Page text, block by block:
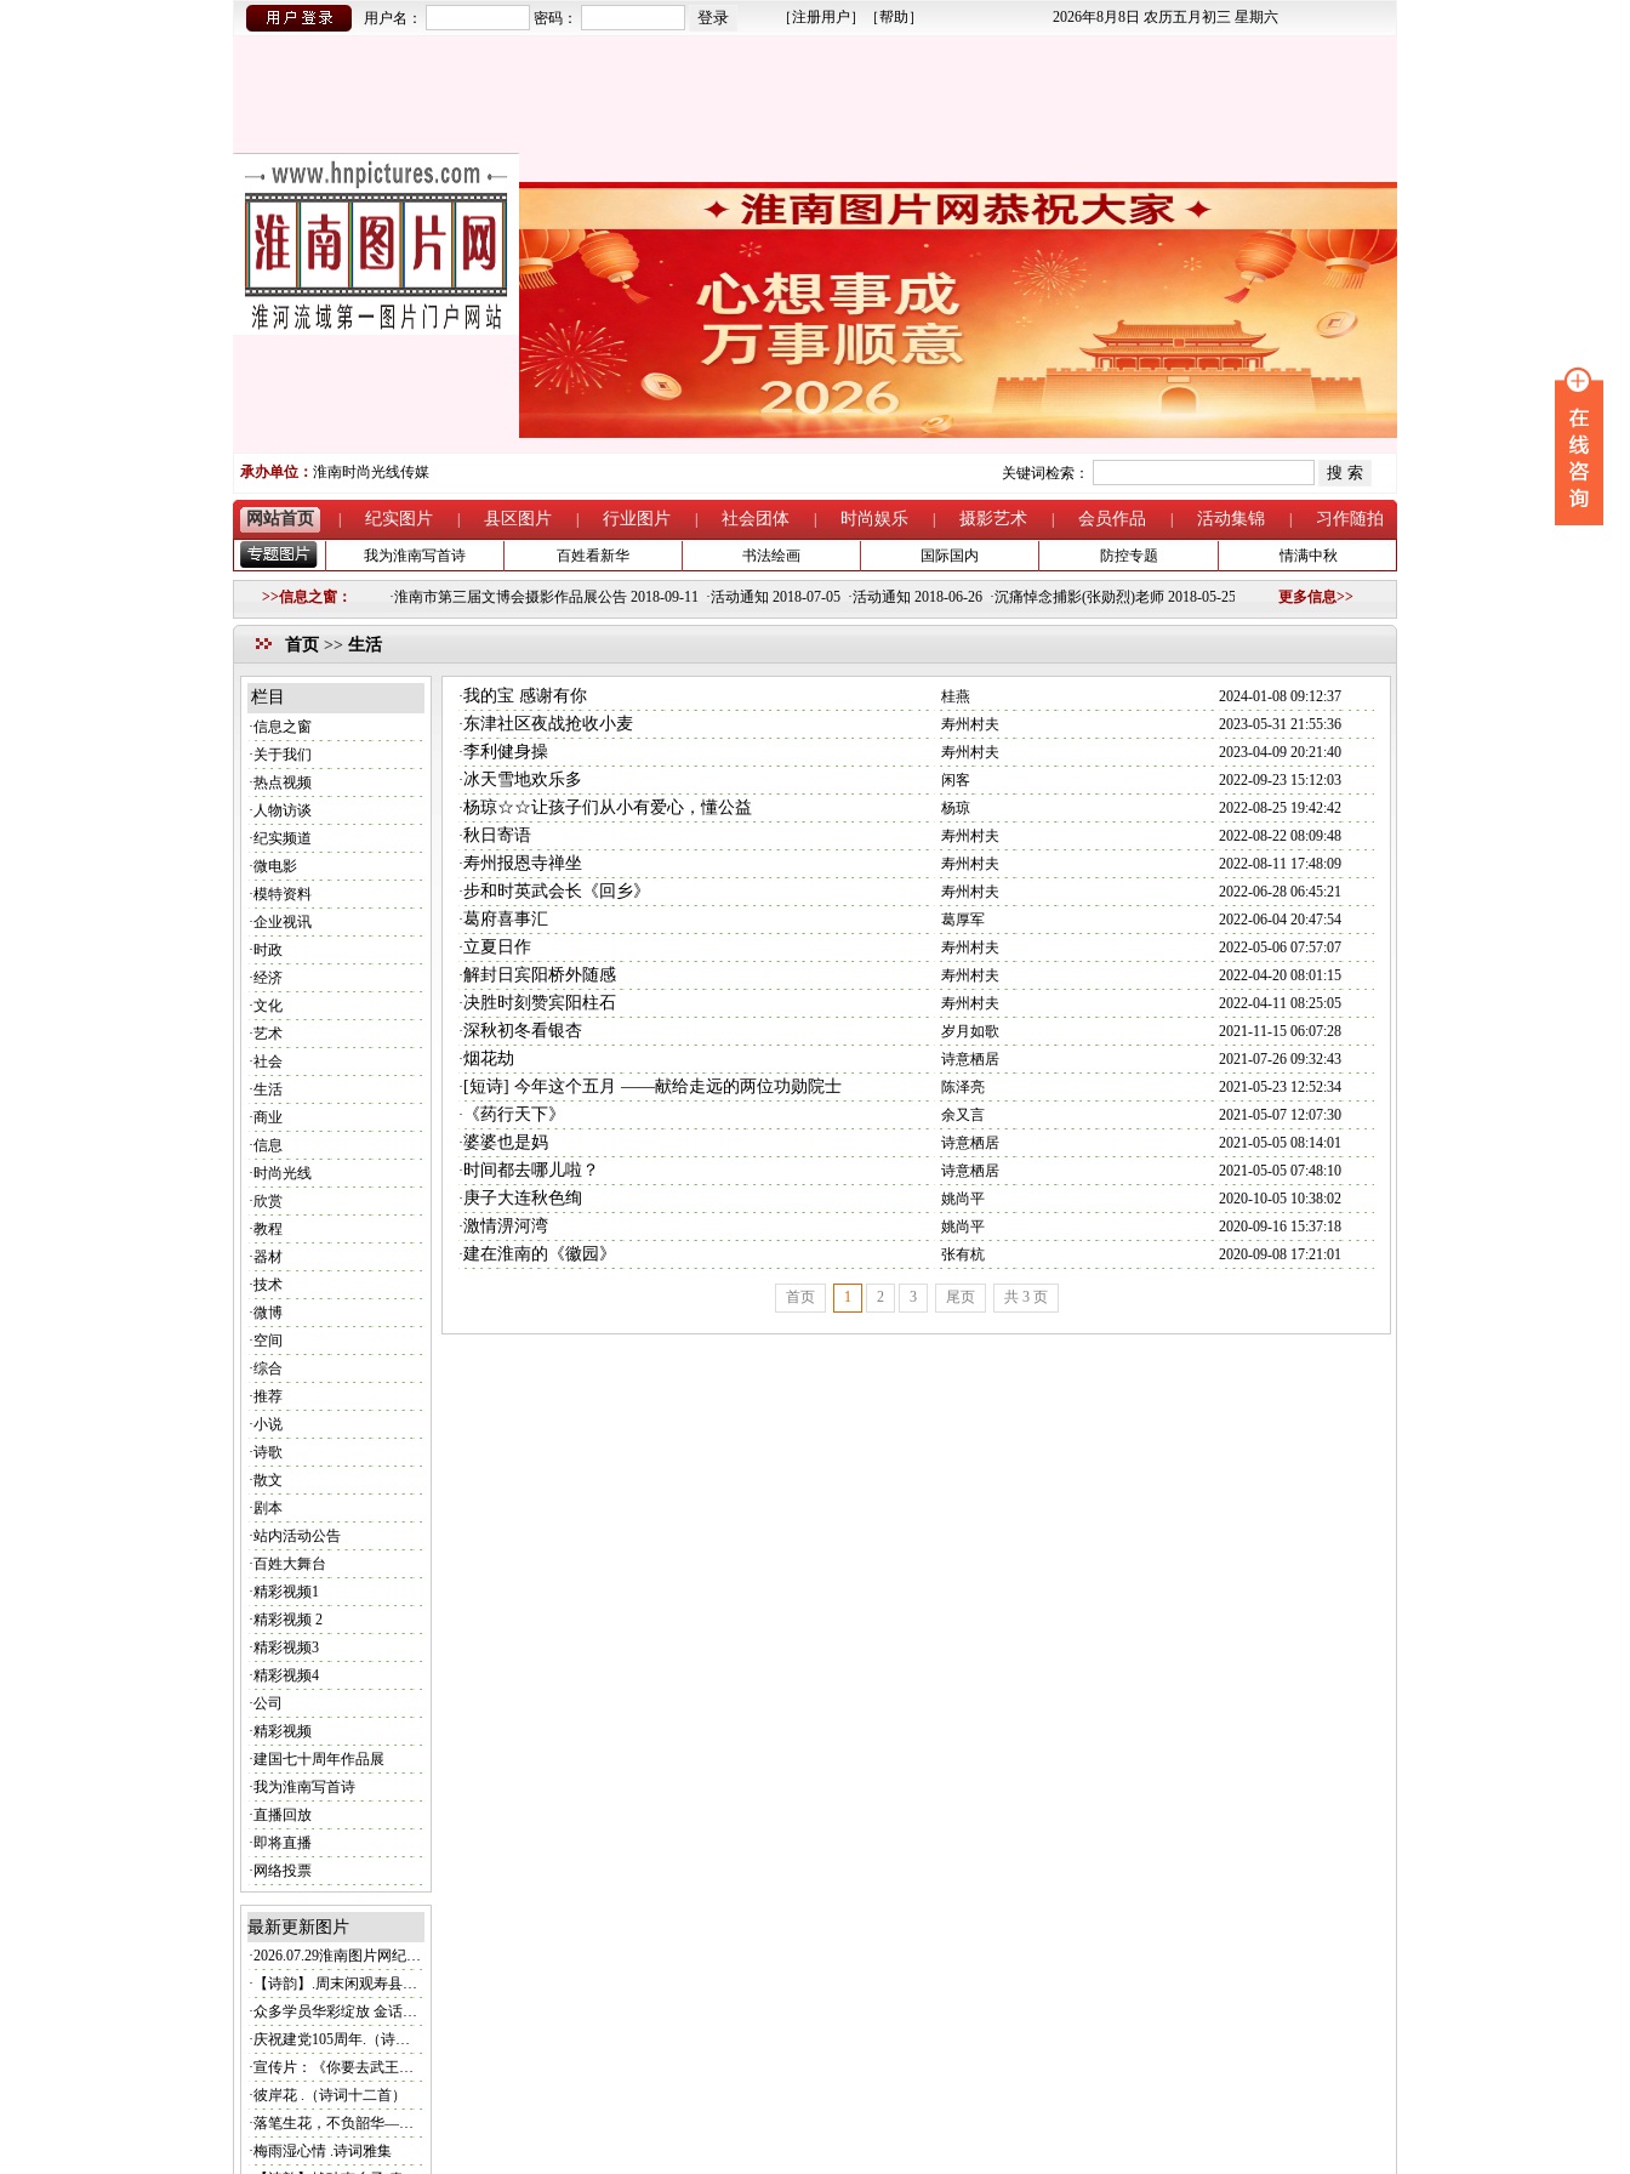
用户名： 密码： ［注册用户 ］［帮助 ］ 2026年8月8日 农历五月初三 星期六
承办单位： 淮南时尚光线传媒 关键词检索：
网站首页 纪实图片 县区图片 行业图片 社会团体 时尚娱乐 摄影艺术 会员作品 活动集锦 习作随拍
我为淮南写首诗 百姓看新华 书法绘画 国际国内 防控专题 情满中秋
>>信息之窗：
重要信息2018-10-11 · 淮南市第三届文博会摄影作品展公告2018-09-11 ·活动通知2018-07-05 ·活动通知2018-06-26 ·沉痛悼念捕影(张勋烈)老师2018-05-25·关于组建淮南图片网模特队的公告
更多信息>>
首页 >> 生活
栏目
·信息之窗
·关于我们
·热点视频
· 人物访谈
·纪实频道
·微电影
·模特资料
·企业视讯
·时政
·经济
·文化
·艺术
·社会
·生活
·商业
·信息
·时尚光线
·欣赏
·教程
·器材
·技术
·微博
·空间
·综合
·推荐
·小说
·诗歌
·散文
·剧本
·站内活动公告
·百姓大舞台
·精彩视频1
·精彩视频 2
·精彩视频3
·精彩视频4
·公司
·精彩视频
·建国七十周年作品展
·我为淮南写首诗
·直播回放
·即将直播
· 网络投票
最新更新图片
·2026.07.29淮南图片网纪实频道·精品零距离
· 【诗韵】.周末闲观寿县炎刘镇磨湾村荷田.（诗词六首）
·众多学员华彩绽放 金话筒成人艺术学院2026年上半年汇报演出圆满举行
·庆祝建党105周年.（诗词六首）
·宣传片：《你要去武王墩吗？》
·彼岸花 .（诗词十二首）
·落笔生花，不负韶华—写给即将中考的你.....
·梅雨湿心情 .诗词雅集
·我的宝 感谢有你 桂燕
2024-01-08 09:12:37
·东津社区夜战抢收小麦 寿州村夫
2023-05-31 21:55:36
·李利健身操 寿州村夫
2023-04-09 20:21:40
·冰天雪地欢乐多 闲客
2022-09-23 15:12:03
·杨琼☆☆让孩子们从小有爱心，懂公益 杨琼
2022-08-25 19:42:42
·秋日寄语 寿州村夫
2022-08-22 08:09:48
·寿州报恩寺禅坐 寿州村夫
2022-08-11 17:48:09
·步和时英武会长《回乡》 寿州村夫
2022-06-28 06:45:21
·葛府喜事汇 葛厚军
2022-06-04 20:47:54
·立夏日作 寿州村夫
2022-05-06 07:57:07
·解封日宾阳桥外随感 寿州村夫
2022-04-20 08:01:15
·决胜时刻赞宾阳柱石 寿州村夫
2022-04-11 08:25:05
·深秋初冬看银杏 岁月如歌
2021-11-15 06:07:28
·烟花劫 诗意栖居
2021-07-26 09:32:43
· [短诗] 今年这个五月 ——献给走远的两位功勋院士 陈泽亮
2021-05-23 12:52:34
·
《药行天下》 余又言
2021-05-07 12:07:30
·婆婆也是妈 诗意栖居
2021-05-05 08:14:01
·时间都去哪儿啦？ 诗意栖居
2021-05-05 07:48:10
·庚子大连秋色绚 姚尚平
2020-10-05 10:38:02
·激情淠河湾 姚尚平
2020-09-16 15:37:18
·建在淮南的《徽园》 张有杭 2020-09-08 17:21:01
首页 1 2 3 尾页 共 3 页